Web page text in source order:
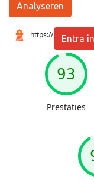
Analyseren
Entra